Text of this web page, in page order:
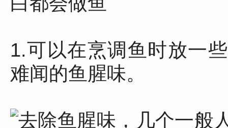
1.可以在烹调鱼时放一
难闻的鱼腥味。